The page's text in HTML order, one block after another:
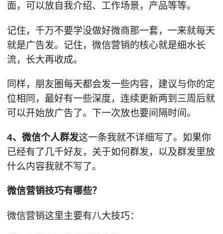
面，可以放自我介绍、工作场景，产品等等。
记住，千万不要学没做好微商那一套，一来就每天
就是广告发。记住，微信营销的核心就是细水长
流，长大再收成。
同样，朋友圈每天都会发一些内容，建议与你的定
位相同，最好有一些深度，连续更新两到三周后就
可以开始放广告了。下一次放也要间隔时间。
4、微信个人群发这一条我就不详细写了。如果你
已经有了几千好友，关于如何群发，以及群发里放
什么内容我就不写了。
微信营销技巧有哪些？
微信营销这里主要有八大技巧：